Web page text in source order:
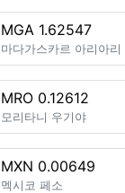
MGA 1.62547
마다가스카르 아리아리
MRO 0.12612
모리타니 우기야
MXN 0.00649
멕시코 페소